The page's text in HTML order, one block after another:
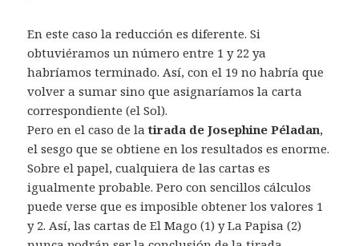
En este caso la reducción es diferente. Si
obtuviéramos un número entre 1 y 22 ya
habríamos terminado. Así, con el 19 no habría que
volver a sumar sino que asignaríamos la carta
correspondiente (el Sol).
Pero en el caso de latirada de Josephine Péladan,
el sesgo que se obtiene en los resultados es enorme.
Sobre el papel, cualquiera de las cartas es
igualmente probable. Pero con sencillos cálculos
puede verse que es imposible obtener los valores 1
y 2. Así, las cartas de El Mago (1) y La Papisa (2)